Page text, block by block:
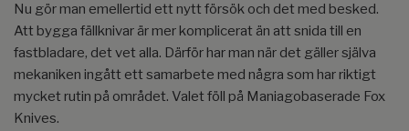
Nu gör man emellertid ett nytt försök och det med besked.
Att bygga fällknivar är mer komplicerat än att snida till en
fastbladare, det vet alla. Därför har man när det gäller själva
mekaniken ingått ett samarbete med några som har riktigt
mycket rutin på området. Valet föll på Maniagobaserade Fox
Knives.